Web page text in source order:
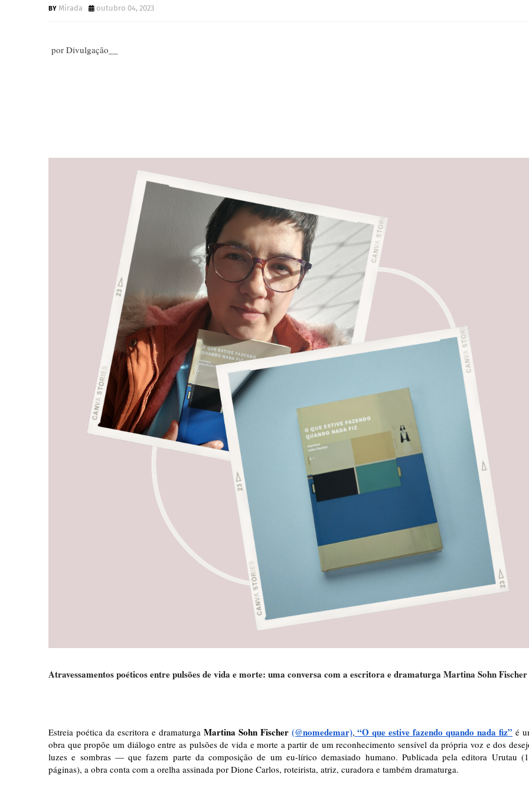
Mirada outubro 04, 2023
por Divulgação__
Atravessamentos poéticos entre pulsões de vida e morte: uma conversa com a escritora e dramaturga Martina Sohn Fischer
Estreia poética da escritora e dramaturga Martina Sohn Fischer (@nomedemar), “O que estive fazendo quando nada fiz” é
obra que propõe um diálogo entre as pulsões de vida e morte a partir de um reconhecimento sensível da própria voz e dos
luzes e sombras — que fazem parte da composição de um eu-lírico demasiado humano. Publicada pela editora Urutau
páginas), a obra conta com a orelha assinada por Dione Carlos, roteirista, atriz, curadora e também dramaturga.